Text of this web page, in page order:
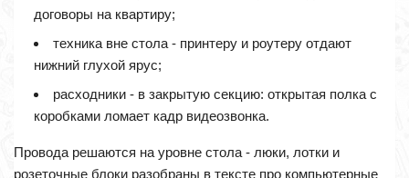
договоры на квартиру;
техника вне стола - принтеру и роутеру отдают
нижний глухой ярус;
расходники - в закрытую секцию: открытая полка с
коробками ломает кадр видеозвонка.
Провода решаются на уровне стола - люки, лотки и
розеточные блоки разобраны в тексте про компьютерные